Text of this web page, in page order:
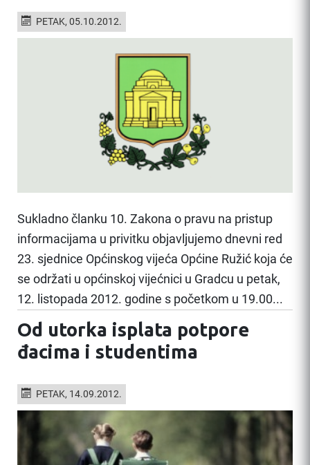
PETAK, 05.10.2012.
Sukladno članku 10. Zakona o pravu na pristup
informacijama u privitku objavljujemo dnevni red
23. sjednice Općinskog vijeća Općine Ružić koja će
se održati u općinskoj vijećnici u Gradcu u petak,
12. listopada 2012. godine s početkom u 19.00...
Od utorka isplata potpore
đacima i studentima
PETAK, 14.09.2012.